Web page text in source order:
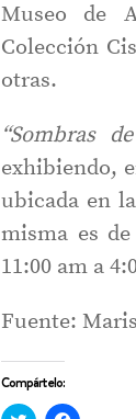
Museo de
Colección
otras.
“Sombras
exhibiendo,
ubicada en
misma es
11:00 am a
Fuente:
Compártelo: